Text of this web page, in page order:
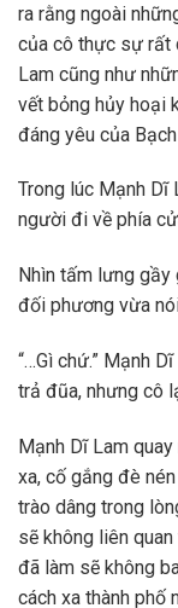
ra rằng ngoài
của cô thực sự rất
Lam cũng như
vết bỏng hủy hoại
đáng yêu của
Trong lúc Mạnh Dĩ
người đi về phía
Nhìn tấm lưng gầy
đối phương vừa
“…Gì chứ.” Mạnh
trả đũa, nhưng cô
Mạnh Dĩ Lam
xa, cố gắng đè
trào dâng trong
sẽ không liên
đã làm sẽ không
cách xa thành phố